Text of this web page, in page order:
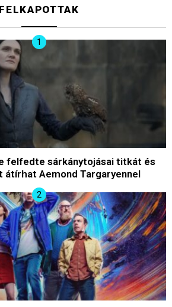
FELKAPOTTAK
felfedte sárkánytojásai titkát és
átírhat Aemond Targaryennel